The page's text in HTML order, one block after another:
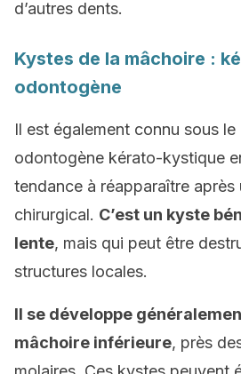
d’autres dents.
Kystes de la mâchoire :
odontogène
Il est également connu sous
odontogène kérato-kystique
tendance à réapparaître après
chirurgical. C’est un kyste
lente, mais qui peut être
structures locales.
Il se développe
mâchoire inférieure, près